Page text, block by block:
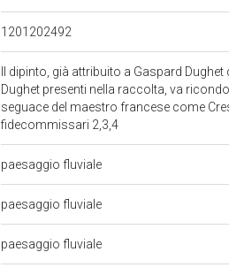
1201202492
Il dipinto, già attribuito a Gaspard
Dughet presenti nella raccolta, va
seguace del maestro francese come
fidecommissari 2,3,4
paesaggio fluviale
paesaggio fluviale
paesaggio fluviale